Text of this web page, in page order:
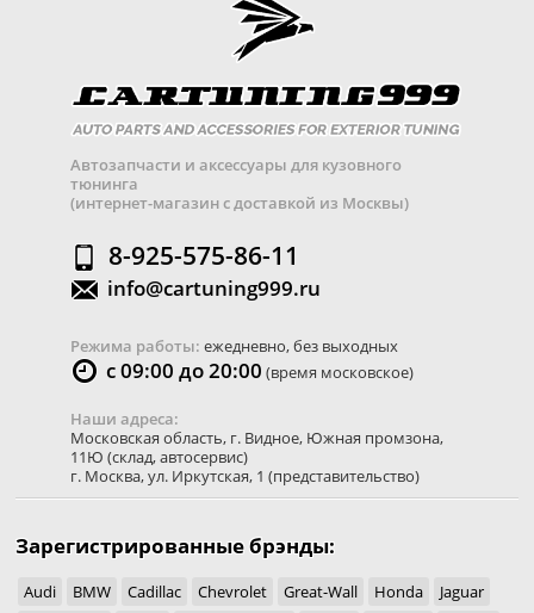
Автозапчасти и аксессуары для кузовного
тюнинга
(интернет-магазин с доставкой из Москвы)
8-925-575-86-11
info@cartuning999.ru
Режима работы: ежедневно, без выходных
с 09:00 до 20:00 (время московское)
Наши адреса:
Московская область, г. Видное, Южная промзона,
11Ю (склад, автосервис)
г. Москва,ул. Иркутская, 1 (представительство)
Зарегистрированные брэнды:
Audi BMW Cadillac Chevrolet Great-Wall Honda
Jaguar